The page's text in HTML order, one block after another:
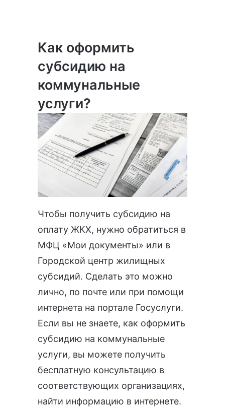
Как оформить
субсидию на
коммунальные
услуги?
Чтобы получить субсидию на
оплату ЖКХ, нужно обратиться в
МФЦ «Мои документы» или в
Городской центр жилищных
субсидий. Сделать это можно
лично, по почте или при помощи
интернета на портале Госуслуги.
Если вы не знаете, как оформить
субсидию на коммунальные
услуги, вы можете получить
бесплатную консультацию в
соответствующих организациях,
найти информацию в интернете.